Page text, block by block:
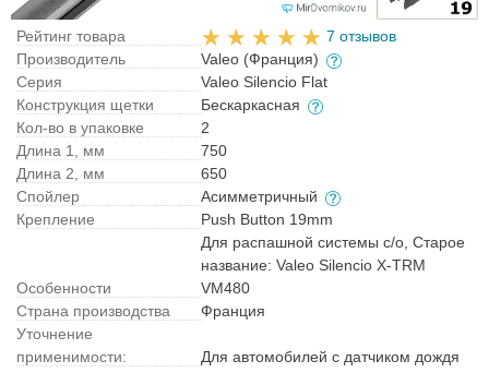
Рейтинг товара
7 отзывов
Производитель
Valeo (Франция)
Серия
Valeo Silencio Flat
Конструкция щетки
Бескаркасная
Кол-во в упаковке
2
Длина 1, мм
750
Длина 2, мм
650
Спойлер
Асимметричный
Крепление
Push Button 19mm
Особенности
Для распашной системы с/о, Старое
название: Valeo Silencio X-TRM
VM480
Страна производства
Франция
Уточнение
применимости:
Для автомобилей с датчиком дождя